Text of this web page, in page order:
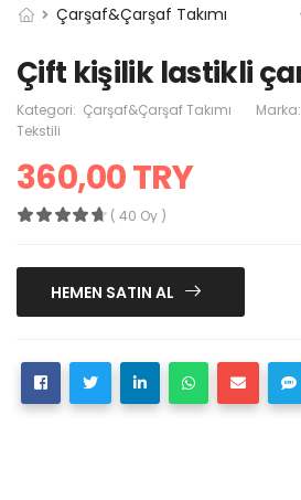
Çarşaf&Çarşaf Takımı
Çift kişilik lastikli
Kategori: Çarşaf&Çarşaf Takımı Marka:
Tekstili
360,00 TRY
( 40 Oy )
HEMEN SATIN AL